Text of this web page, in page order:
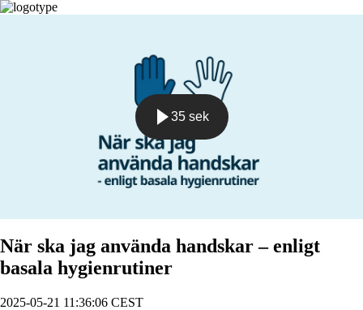
35 sek
Spela
När ska jag använda handskar – enligt
basala hygienrutiner
2025-05-21 11:36:06 CEST